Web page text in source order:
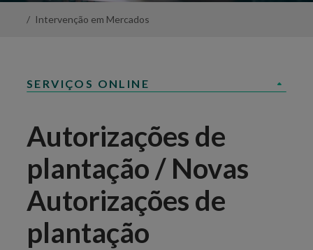
Intervenção em Mercados
SERVIÇOS ONLINE
Autorizações de
plantação / Novas
Autorizações de
plantação